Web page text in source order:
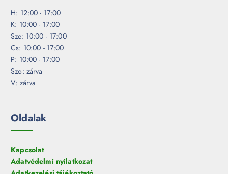
H: 12:00 - 17:00
K: 10:00 - 17:00
Sze: 10:00 - 17:00
Cs: 10:00 - 17:00
P: 10:00 - 17:00
Szo: zárva
V: zárva
Oldalak
Kapcsolat
Adatvédelmi nyilatkozat